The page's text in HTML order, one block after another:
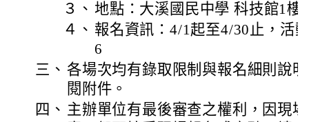
３、 地點：大溪國民中學 科技館1樓
４、 報名資訊：4/1起至4/30止，活
6
三、 各場次均有錄取限制與報名細則說
閱附件。
四、 主辦單位有最後審查之權利，因現